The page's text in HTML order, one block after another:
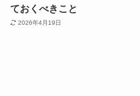
ておくべきこと
2026年4月19日